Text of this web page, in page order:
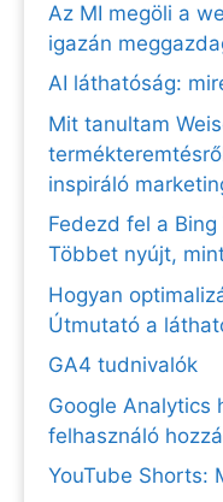
Az MI megöli a
igazán
AI láthatóság:
Mit tanultam
inspiráló
Fedezd fel a
Többet nyújt,
Hogyan
Útmutató a
GA4 tudnivalók
Google Analytics
felhasználó
YouTube Shorts: